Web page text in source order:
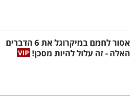
אסור לחמם במיקרוגל את 6 הדברים
האלה - זה עלול להיות מסכן!